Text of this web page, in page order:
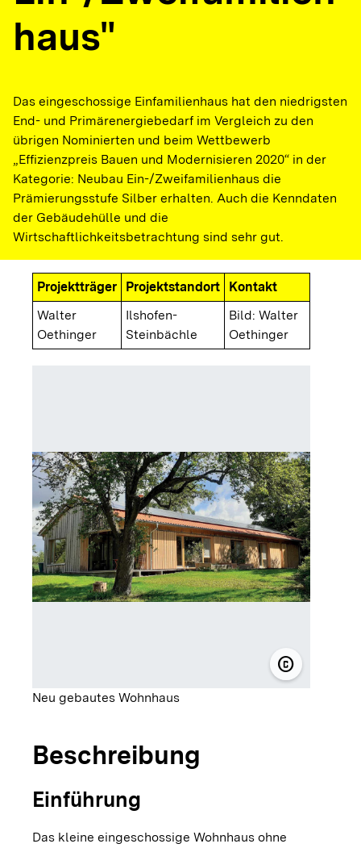
haus"
Das eingeschossige Einfamilienhaus hat den niedrigsten
End- und Primärenergiebedarf im Vergleich zu den
übrigen Nominierten und beim Wettbewerb
„Effizienzpreis Bauen und Modernisieren 2020“ in der
Kategorie: Neubau Ein-/Zweifamilienhaus die
Prämierungsstufe Silber erhalten. Auch die Kenndaten
der Gebäudehülle und die
Wirtschaftlichkeitsbetrachtung sind sehr gut.
Projektträger Projektstandort
Kontakt
Walter
Oethinger
Ilshofen-
Steinbächle
Bild: Walter
Oethinger
copyright© Walter
Neu gebautes Wohnhaus
Beschreibung
Einführung
Das kleine eingeschossige Wohnhaus ohne